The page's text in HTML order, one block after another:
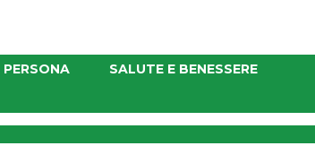
PERSONA
SALUTE E BENESSERE